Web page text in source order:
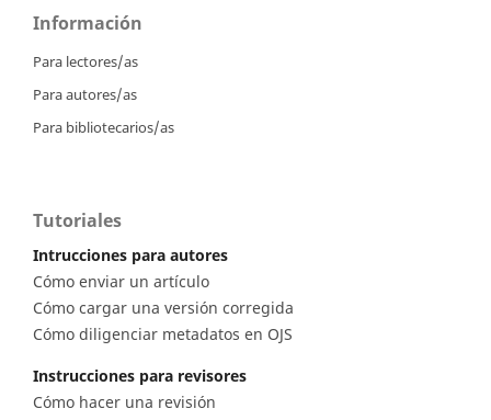
Información
Para lectores/as
Para autores/as
Para bibliotecarios/as
Tutoriales
Intrucciones para autores
Cómo enviar un artículo
Cómo cargar una versión corregida
Cómo diligenciar metadatos en OJS
Instrucciones para revisores
Cómo hacer una revisión